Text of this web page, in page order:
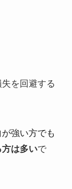
を回避する
強い方でも
は多いで